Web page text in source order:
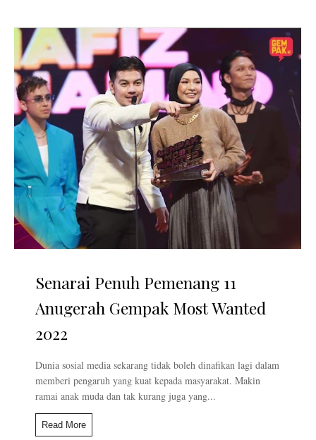
Senarai Penuh Pemenang 11
Anugerah Gempak Most Wanted
2022
Dunia sosial media sekarang tidak boleh dinafikan lagi dalam
memberi pengaruh yang kuat kepada masyarakat. Makin
ramai anak muda dan tak kurang juga yang...
Read More